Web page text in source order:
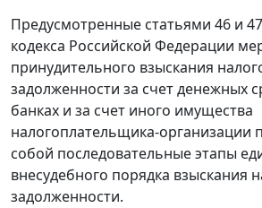
Предусмотренные статьями 46 и 47
кодекса Российской Федерации
принудительного взыскания
задолженности за счет денежных
банках и за счет иного имущества
налогоплательщика-организации
собой последовательные этапы
внесудебного порядка взыскания
задолженности.